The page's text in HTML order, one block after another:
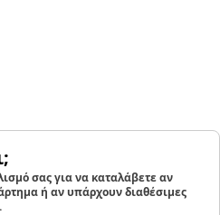
σας για να καταλάβετε αν
ή αν υπάρχουν διαθέσιμες